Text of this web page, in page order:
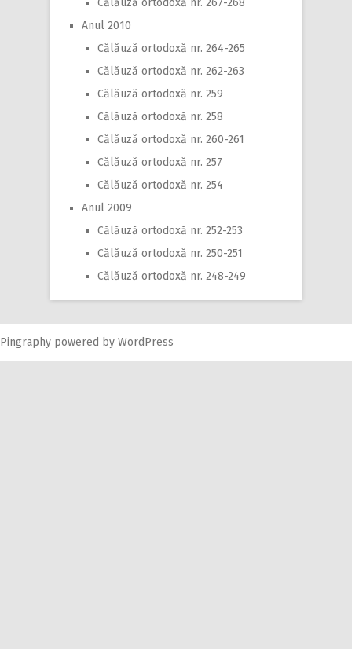
Călăuză ortodoxă nr. 267-268
Anul 2010
Călăuză ortodoxă nr. 264-265
Călăuză ortodoxă nr. 262-263
Călăuză ortodoxă nr. 259
Călăuză ortodoxă nr. 258
Călăuză ortodoxă nr. 260-261
Călăuză ortodoxă nr. 257
Călăuză ortodoxă nr. 254
Anul 2009
Călăuză ortodoxă nr. 252-253
Călăuză ortodoxă nr. 250-251
Călăuză ortodoxă nr. 248-249
Pingraphy powered by WordPress